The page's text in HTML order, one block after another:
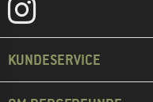
KUNDESERVICE